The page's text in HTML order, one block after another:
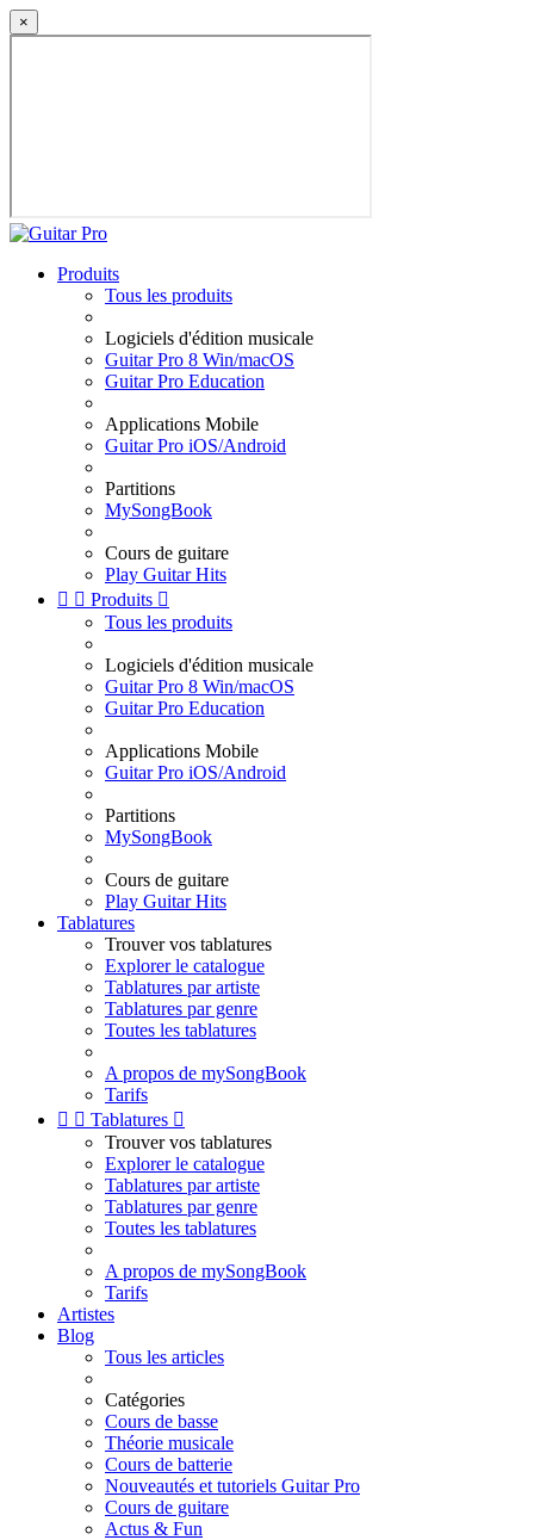
×
Produits
Tous les produits
Logiciels d'édition musicale
Guitar Pro 8 Win/macOS
Guitar Pro Education
Applications Mobile
Guitar Pro iOS/Android
Partitions
MySongBook
Cours de guitare
Play Guitar Hits
  Produits 
Tous les produits
Logiciels d'édition musicale
Guitar Pro 8 Win/macOS
Guitar Pro Education
Applications Mobile
Guitar Pro iOS/Android
Partitions
MySongBook
Cours de guitare
Play Guitar Hits
Tablatures
Trouver vos tablatures
Explorer le catalogue
Tablatures par artiste
Tablatures par genre
Toutes les tablatures
A propos de mySongBook
Tarifs
  Tablatures 
Trouver vos tablatures
Explorer le catalogue
Tablatures par artiste
Tablatures par genre
Toutes les tablatures
A propos de mySongBook
Tarifs
Artistes
Blog
Tous les articles
Catégories
Cours de basse
Théorie musicale
Cours de batterie
Nouveautés et tutoriels Guitar Pro
Cours de guitare
Actus & Fun